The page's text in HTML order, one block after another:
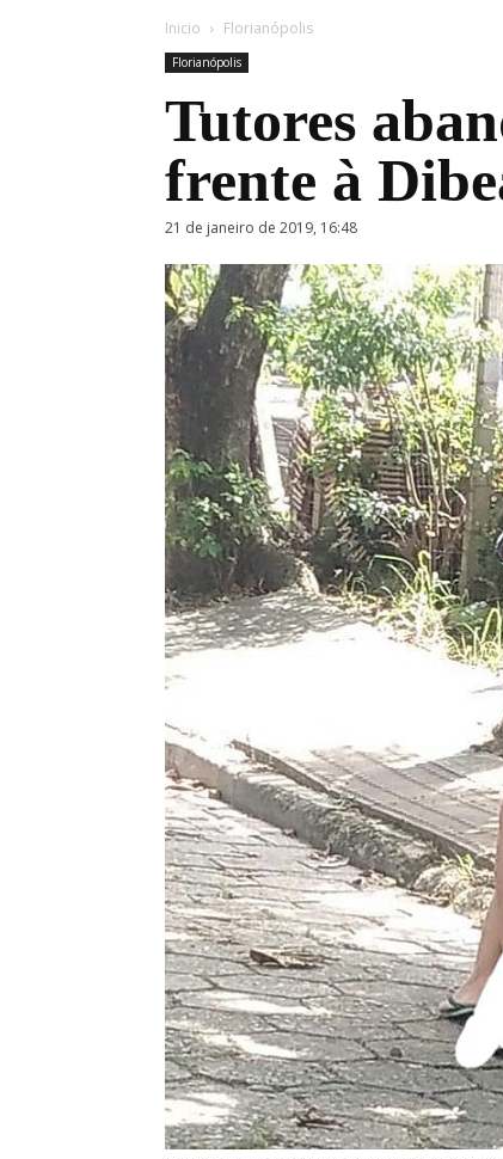
Inicio Florianópolis
Florianópolis
Tutores
frente à
21 de janeiro de 2019, 16:48